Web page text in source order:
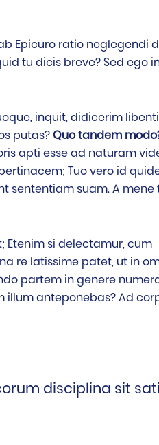
Epicuro ratio neglegendi
tu dicis breve? Sed ego
inquit, didicerim
putas? Quo tandem
apti esse ad naturam
Tuo vero id
sententiam suam. A mene
Etenim si delectamur, cum
re latissime patet, ut in
partem in genere
illum anteponebas? Ad
disciplina sit